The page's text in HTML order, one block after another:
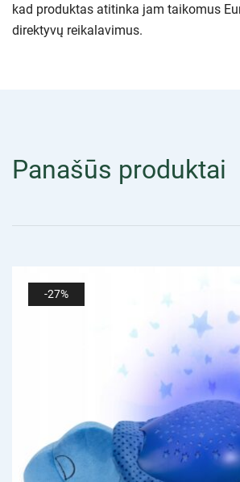
kad produktas atitinka jam taikomus
direktyvų reikalavimus.
Panašūs produktai
-27%